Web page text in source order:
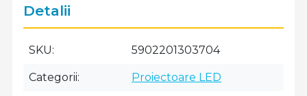
Detalii
SKU 5902201303704
Categorii Proiectoare LED